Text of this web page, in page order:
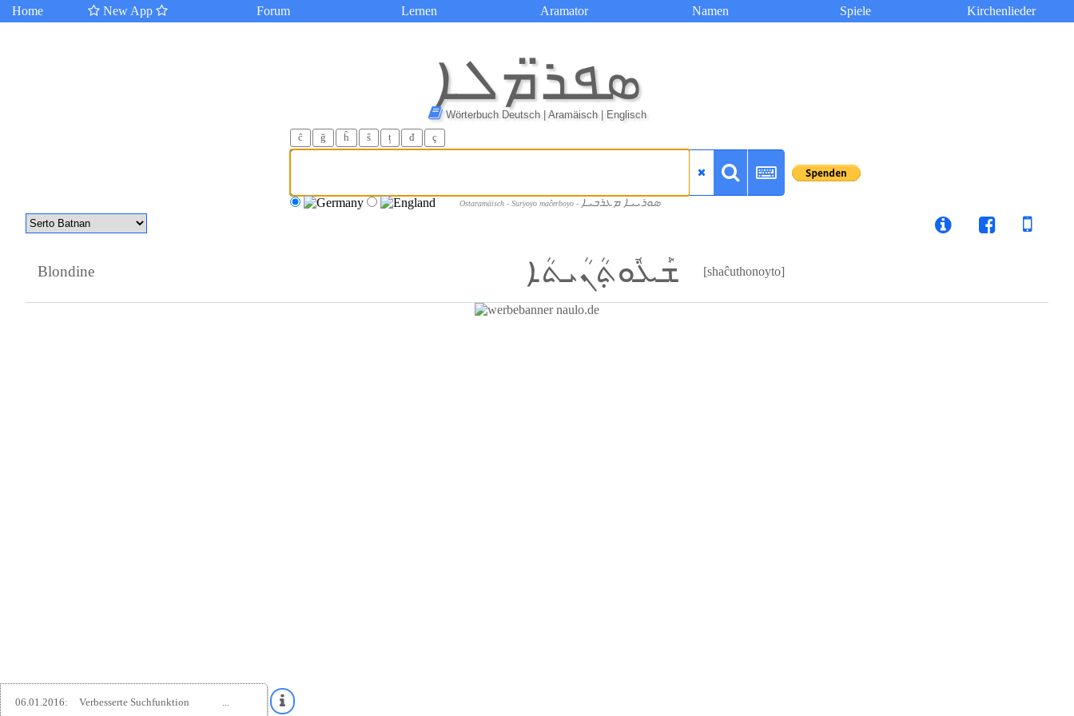
Home New App Forum Lernen Aramator Namen Spiele Kirchenlieder
ܣܦܪ̈ܡܠܐ
Wörterbuch Deutsch | Aramäisch | Englisch
ĉ ğ ĥ ŝ ț đ ç
Ostaramäisch - Suryoyo maĉerboyo - ܣܘܪܝܝܐ ܡܥܪܒܝܐ
Blondine ܫܰܥܽܘܬ݂ܳܢܳܝܬܳܐ [shaĉuthonoyto]
06.01.2016: Verbesserte Suchfunktion ...